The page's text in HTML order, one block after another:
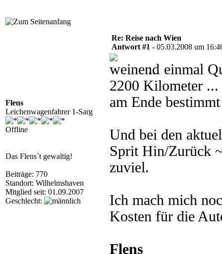
Flens
Leichenwagenfahrer 1-Sarg
Offline
Das Flens`t gewaltig!
Beiträge: 770
Standort: Wilhelmshaven
Mitglied seit: 01.09.2007
Geschlecht:
Re: Reise nach Wien
Antwort #1 - 05.03.2008 um
... einmal
2200 Kilometer
am Ende
Und bei den
Sprit Hin/Zurück
zuviel.
Ich mach mich
Kosten für die
Flens